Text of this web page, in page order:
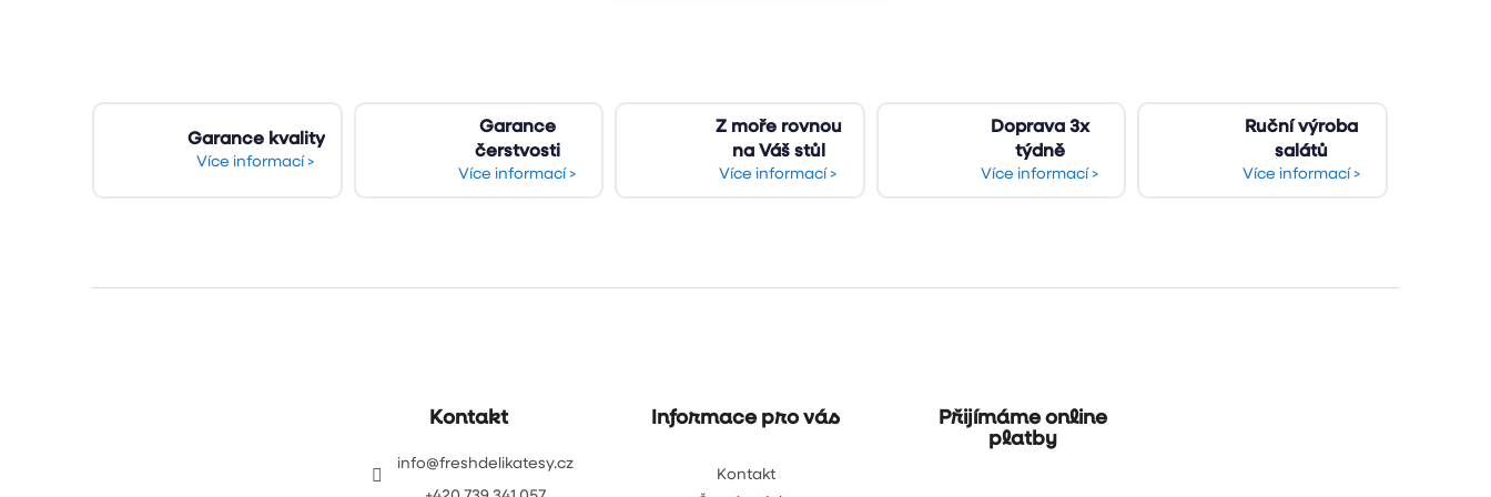
d
a
c
í
y
u
Garance kvality
Více informací >
Garance
čerstvosti
Více informací >
Z moře rovnou
na Váš stůl
Více informací >
Doprava 3x
týdně
Více informací >
Ruční výroba
salátů
Více informací >
Kontakt
info@freshdelikatesy.cz
Informace pro vás
Kontakt
Přijímáme online
platby